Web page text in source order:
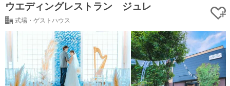
ウエディングレストラン ジュレ
式場・ゲストハウス